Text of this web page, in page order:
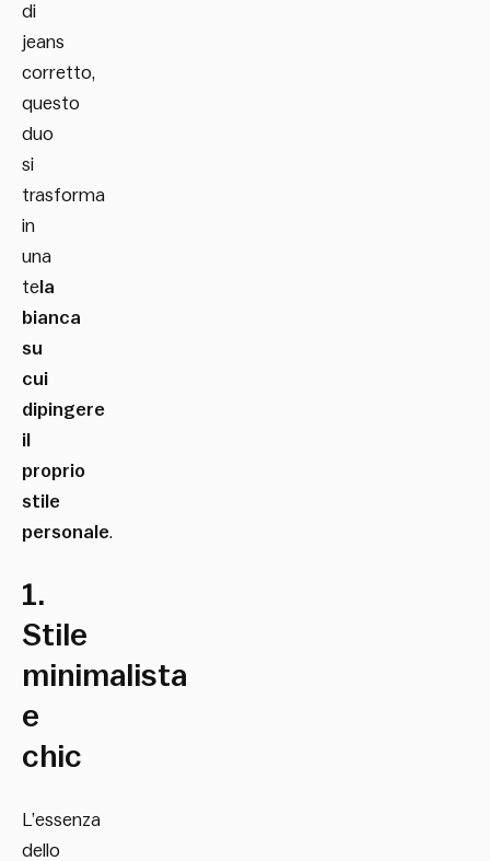
di
jeans
corretto,
questo
duo
si
trasforma
in
una
te la
bianca
su
cui
dipingere
il
proprio
stile
personale.
1.
Stile
minimalista
e
chic
L’essenza
dello